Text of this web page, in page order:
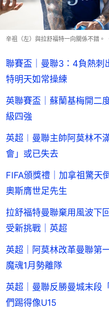
辛祖（左）與拉舒福特一向關係不錯。
聯賽盃｜曼聯3：4負熱
特明天如常操練
英聯賽盃｜蘇蘭基梅開
級四強
英超︱曼聯主帥阿莫林
會」或已失去
FIFA頒獎禮｜加拿祖驚
奧斯膺世足先生
拉舒福特曼聯棄用風波下
受新挑戰｜英超
英超｜阿莫林改革曼聯
魔魂1月勢離隊
英超｜曼聯反勝曼城末
們踢得像U15